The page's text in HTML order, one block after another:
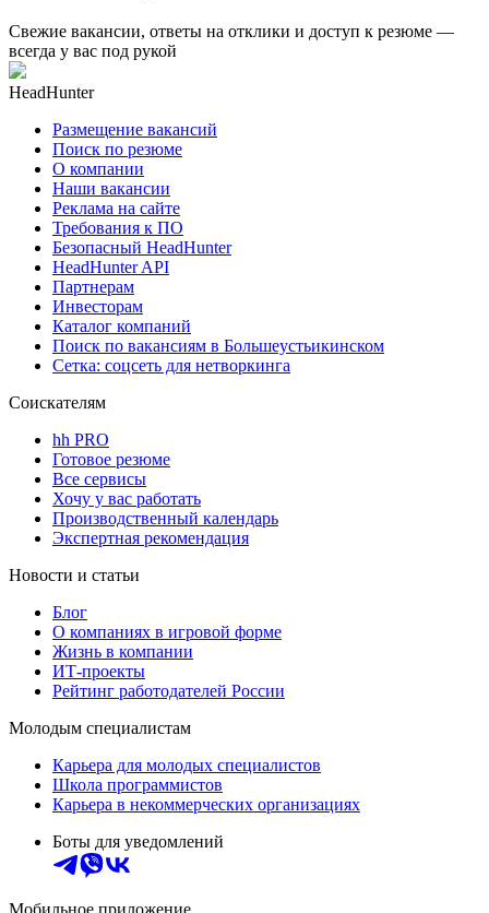
Свежие вакансии, ответы на отклики и доступ к резюме —
всегда у вас под рукой
HeadHunter
Размещение вакансий
Поиск по резюме
О компании
Наши вакансии
Реклама на сайте
Требования к ПО
Безопасный HeadHunter
HeadHunter API
Партнерам
Инвесторам
Каталог компаний
Поиск по вакансиям в Большеустьикинском
Сетка: соцсеть для нетворкинга
Соискателям
hh PRO
Готовое резюме
Все сервисы
Хочу у вас работать
Производственный календарь
Экспертная рекомендация
Новости и статьи
Блог
О компаниях в игровой форме
Жизнь в компании
ИТ-проекты
Рейтинг работодателей России
Молодым специалистам
Карьера для молодых специалистов
Школа программистов
Карьера в некоммерческих организациях
Боты для уведомлений
Мобильное приложение